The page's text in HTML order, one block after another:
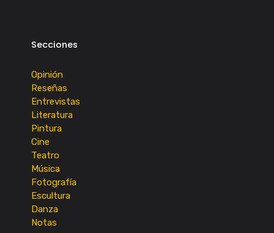
Secciones
Opinión
Reseñas
Entrevistas
Literatura
Pintura
Cine
Teatro
Música
Fotografía
Escultura
Danza
Notas